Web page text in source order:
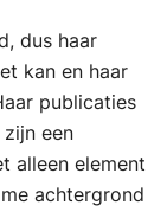
dus haar
kan en haar
publicaties
een
alleen element
achtergrond